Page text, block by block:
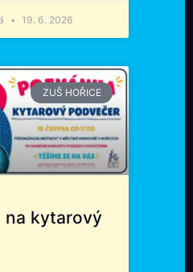
19. 6. 2026
ZUŠ HOŘICE
na kytarový